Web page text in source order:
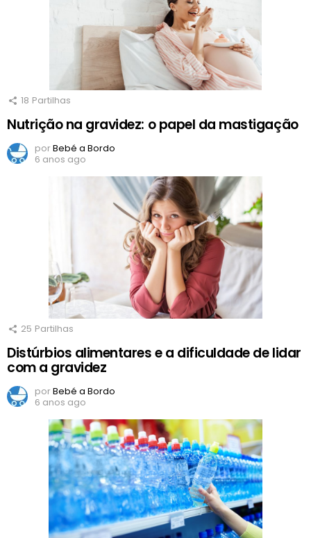
18 Partilhas
Nutrição na gravidez: o papel da mastigação
porBebé a Bordo
6 anos ago
25 Partilhas
Distúrbios alimentares e a dificuldade de lidar
com a gravidez
porBebé a Bordo
6 anos ago